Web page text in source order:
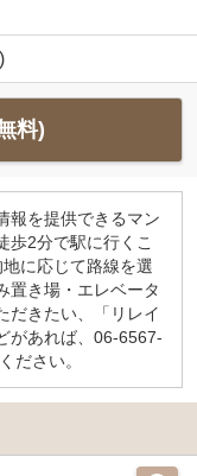
料)
報を提供できるマン
歩2分で駅に行くこ
に応じて路線を選
置き場・エレベータ
だきたい、「リレイ
があれば、06-6567-
ださい。